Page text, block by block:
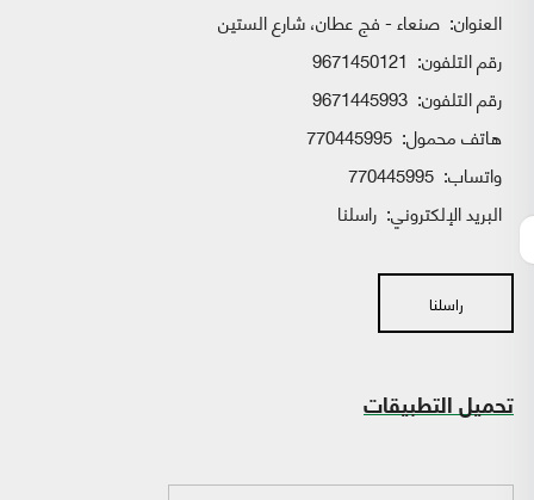
العنوان: صنعاء - فج عطان، شارع الستين
رقم التلفون: 9671450121
رقم التلفون: 9671445993
هاتف محمول: 770445995
واتساب:
البريد الإلكتروني: راسلنا
راسلنا
تحميل التطبيقات